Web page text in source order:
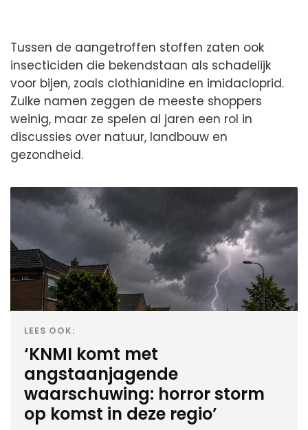
Tussen de aangetroffen stoffen zaten ook
insecticiden die bekendstaan als schadelijk
voor bijen, zoals clothianidine en imidacloprid.
Zulke namen zeggen de meeste shoppers
weinig, maar ze spelen al jaren een rol in
discussies over natuur, landbouw en
gezondheid.
LEES OOK:
‘KNMI komt met
angstaanjagende
waarschuwing: horror storm
op komst in deze regio’